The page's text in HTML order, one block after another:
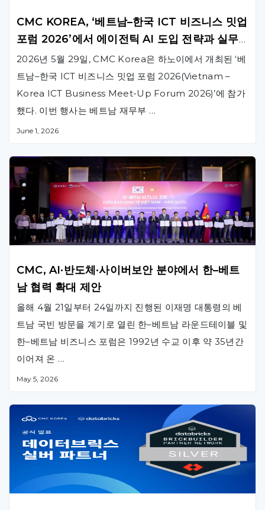
CMC KOREA, ‘베트남–한국 ICT 비즈니스 밋업
포럼 2026’에서 에이전틱 AI 도입 전략과 실무
인사이트 공유
2026년 5월 29일, CMC Korea은 하노이에서 개최된 ‘베
트남–한국 ICT 비즈니스 밋업 포럼 2026(Vietnam –
Korea ICT Business Meet-Up Forum 2026)’에 참가
했다. 이번 행사는 베트남 재무부 …
June 1, 2026
CMC, AI·반도체·사이버보안 분야에서 한–베트
남 협력 확대 제안
올해 4월 21일부터 24일까지 진행된 이재명 대통령의 베
트남 국빈 방문을 계기로 열린 한–베트남 라운드테이블 및
한–베트남 비즈니스 포럼은 1992년 수교 이후 약 35년간
이어져 온 …
May 5, 2026